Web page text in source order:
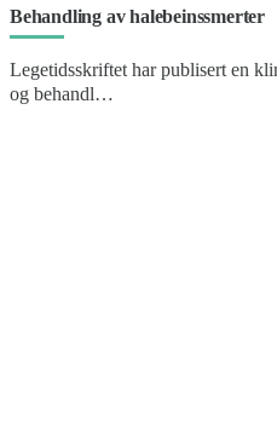
Behandling av halebeinssmerter
Legetidsskriftet har publisert en
og behandl…